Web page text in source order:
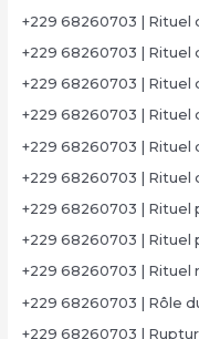
+229 68260703 |
+229 68260703 | Rituel
+229 68260703 |
+229 68260703 |
+229 68260703 |
+229 68260703 |
+229 68260703 | Rituel
+229 68260703 | Rituel
+229 68260703 |
+229 68260703 | Rôle
+229 68260703 |